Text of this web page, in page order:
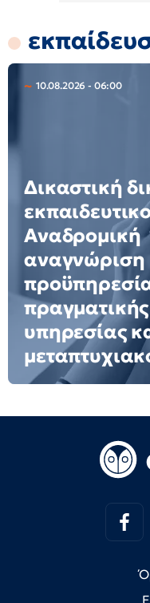
10.08.2026 - 06:00
Δικαστική
Αναδρομική
αναγνώριση
πραγματικής
υπηρεσίας